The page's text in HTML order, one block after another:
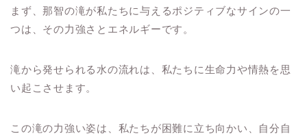
まず、那智の滝が私たちに与えるポジティブなサインの一
つは、その力強さとエネルギーです。
滝から発せられる水の流れは、私たちに生命力や情熱を思
い起こさせます。
この滝の力強い姿は、私たちが困難に立ち向かい、自分自